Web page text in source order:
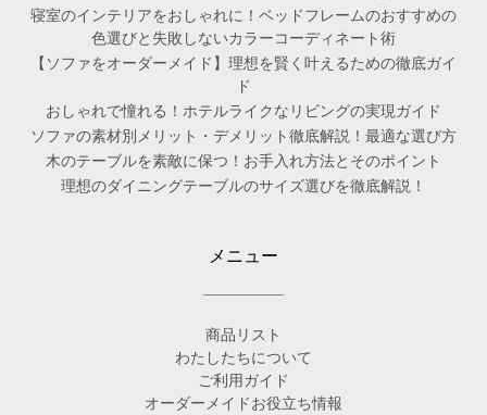
寝室のインテリアをおしゃれに！ベッドフレームのおすすめの
色選びと失敗しないカラーコーディネート術
【ソファをオーダーメイド】理想を賢く叶えるための徹底ガイ
ド
おしゃれで憧れる！ホテルライクなリビングの実現ガイド
ソファの素材別メリット・デメリット徹底解説！最適な選び方
木のテーブルを素敵に保つ！お手入れ方法とそのポイント
理想のダイニングテーブルのサイズ選びを徹底解説！
メニュー
商品リスト
わたしたちについて
ご利用ガイド
オーダーメイドお役立ち情報